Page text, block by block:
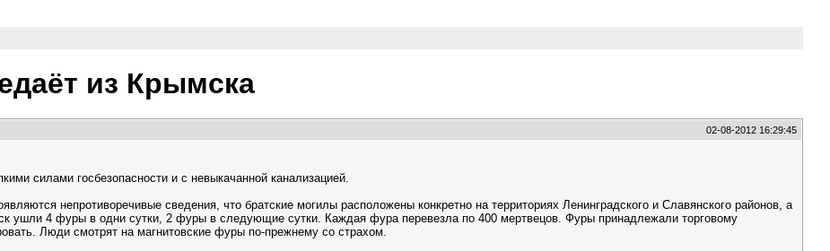
из Крымска
02-08-2012 16:29:45
силами госбезопасности и с невыкачанной канализацией.
непротиворечивые сведения, что братские могилы расположены конкретно на территориях Ленинградского и Славянского районов, а
ушли 4 фуры в одни сутки, 2 фуры в следующие сутки. Каждая фура перевезла по 400 мертвецов. Фуры принадлежали торговому
Люди смотрят на магнитовские фуры по-прежнему со страхом.